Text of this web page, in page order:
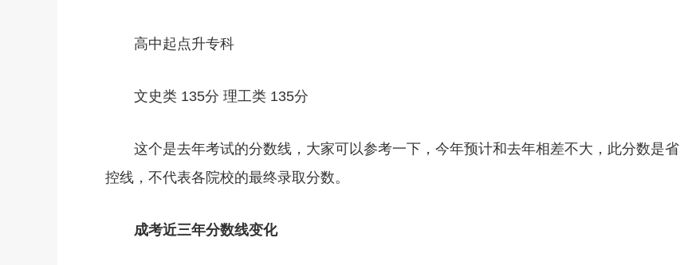
高中起点升专科
文史类 135分 理工类 135分
这个是去年考试的分数线，大家可以参考一下，今年预计和去年相差不大，此分数是省
控线，不代表各院校的最终录取分数。
成考近三年分数线变化